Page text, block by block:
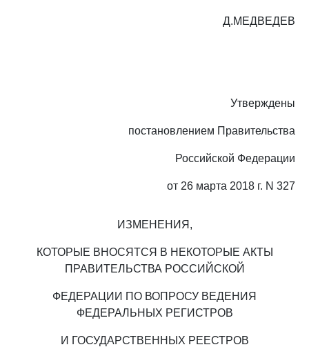
Д.МЕДВЕДЕВ
Утверждены
постановлением Правительства
Российской Федерации
от 26 марта 2018 г. N 327
ИЗМЕНЕНИЯ,
КОТОРЫЕ ВНОСЯТСЯ В НЕКОТОРЫЕ АКТЫ
ПРАВИТЕЛЬСТВА РОССИЙСКОЙ
ФЕДЕРАЦИИ ПО ВОПРОСУ ВЕДЕНИЯ
ФЕДЕРАЛЬНЫХ РЕГИСТРОВ
И ГОСУДАРСТВЕННЫХ РЕЕСТРОВ